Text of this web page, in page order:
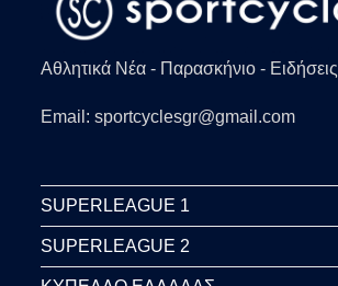
Αθλητικά Νέα - Παρασκήνιο - Ειδήσεις
Email: sportcyclesgr@gmail.com
SUPERLEAGUE 1
SUPERLEAGUE 2